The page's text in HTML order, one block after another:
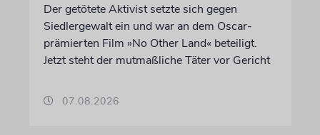
Der getötete Aktivist setzte sich gegen
Siedlergewalt ein und war an dem Oscar-
prämierten Film »No Other Land« beteiligt.
Jetzt steht der mutmaßliche Täter vor Gericht
07.08.2026